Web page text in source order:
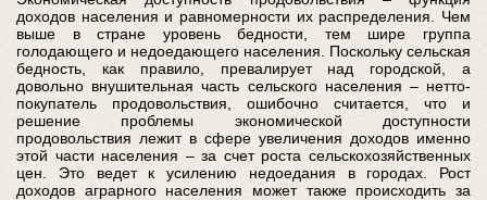
доходов населения и равномерности их распределения. Чем
выше в стране уровень бедности, тем шире группа
голодающего и недоедающего населения. Поскольку сельская
бедность, как правило, превалирует над городской, а
довольно внушительная часть сельского населения – нетто-
покупатель продовольствия, ошибочно считается, что и
решение проблемы экономической доступности
продовольствия лежит в сфере увеличения доходов именно
этой части населения – за счет роста сельскохозяйственных
цен. Это ведет к усилению недоедания в городах. Рост
доходов аграрного населения может также происходить за